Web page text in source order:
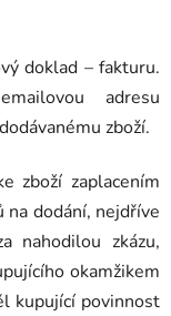
doklad – fakturu.
adresu
zboží.
zboží zaplacením
na dodání, nejdříve
nahodilou zkázu,
okamžikem
kupující povinnost